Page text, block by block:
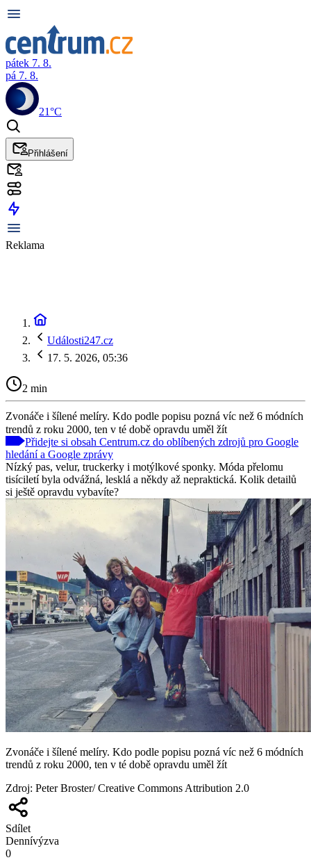
pátek 7. 8.
pá 7. 8.
21°C
Přihlášení
Reklama
Události247.cz
17. 5. 2026, 05:36
2 min
Zvonáče i šílené melíry. Kdo podle popisu pozná víc než 6 módních
trendů z roku 2000, ten v té době opravdu uměl žít
Přidejte si obsah Centrum.cz do oblíbených zdrojů pro Google
hledání a Google zprávy
Nízký pas, velur, truckerky i motýlkové sponky. Móda přelomu
tisíciletí byla odvážná, lesklá a někdy až nepraktická. Kolik detailů
si ještě opravdu vybavíte?
Zvonáče i šílené melíry. Kdo podle popisu pozná víc než 6 módních
trendů z roku 2000, ten v té době opravdu uměl žít
Zdroj: Peter Broster/ Creative Commons Attribution 2.0
Sdílet
Dennívýzva
0